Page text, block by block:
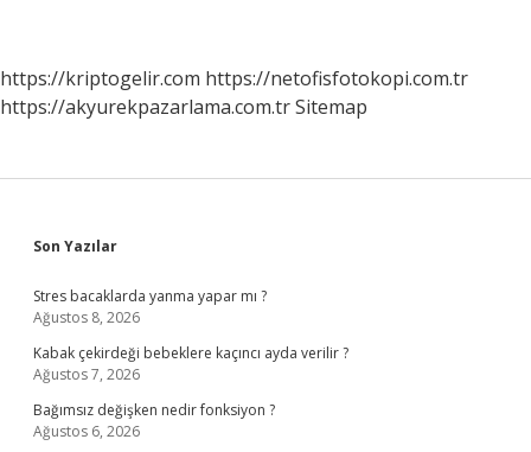
https://kriptogelir.com https://netofisfotokopi.com.tr
https://akyurekpazarlama.com.trSitemap
Sidebar
Son Yazılar
Stres bacaklarda yanma yapar mı ?
Ağustos 8, 2026
Kabak çekirdeği bebeklere kaçıncı ayda verilir ?
Ağustos 7, 2026
Bağımsız değişken nedir fonksiyon ?
Ağustos 6, 2026